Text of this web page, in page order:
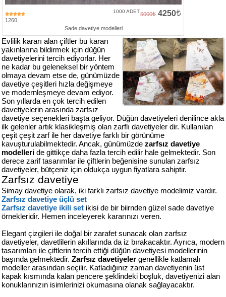
Yorumları
Yeni
Davetiye
Sözleri
Simay
Davetiye
-
Biz
kimiz?
İletişim
-
0533
427
46
29
1260
5000 4250
1000 ADET
Sade davetiye modelleri
Evlilik kararı alan çiftler bu kararı
yakınlarına bildirmek için düğün
davetiyelerini tercih ediyorlar. Her
ne kadar bu geleneksel bir yöntem
olmaya devam etse de, günümüzde
davetiye çeşitleri hızla değişmeye
ve modernleşmeye devam ediyor.
Son yıllarda en çok tercih edilen
davetiyelerin arasında zarfsız
davetiye seçenekleri başta geliyor. Düğün davetiyeleri denilince akla
ilk gelenler artık klasikleşmiş olan zarflı davetiyeler dir. Kullanılan
çeşit çeşit zarf ile her davetiye farklı bir görünüme
kavuşturulabilmektedir. Ancak, günümüzde zarfsız davetiye
modelleri de gittikçe daha fazla tercih edilir hale gelmektedir. Son
derece zarif tasarımlar ile çiftlerin beğenisine sunulan zarfsız
davetiyeler, bütçeniz için oldukça uygun fiyatlara sahiptir.
Zarfsız davetiye
Simay davetiye olarak, iki farklı zarfsız davetiye modelimiz vardır.
Zarfsız davetiye üçlü set
Zarfsız davetiye ikili set ikisi de bir biirnden güzel sade davetiye
örnekleridir. Hemen inceleyerek kararınızı veren.
Elegant çizgileri ile doğal bir zarafet sunacak olan zarfsız
davetiyeler, davetlilerin akıllarında da iz bırakacaktır. Ayrıca, modern
tasarımları ile çiftlerin tercih ettiği düğün davetiyesi modellerinin
başında gelmektedir. Zarfsız davetiyeler genellikle katlamalı
modeller arasından seçilir. Katladığınız zaman davetiyenin üst
kapak kısmında kalan pencere şeklindeki boşluk, davetiyenizi alan
konuklarınızın isimlerinizi okumasına olanak sağlayacaktır.